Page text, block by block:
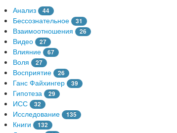
Анализ 44
Бессознательное 31
Взаимоотношения 26
Видео 27
Влияние 67
Воля 27
Восприятие 26
Ганс Файхингер 39
Гипотеза 29
ИСС 32
Исследование 135
Книги 132